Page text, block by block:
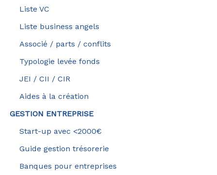
Liste VC
Liste business angels
Associé / parts / conflits
Typologie levée fonds
JEI / CII / CIR
Aides à la création
GESTION ENTREPRISE
Start-up avec <2000€
Guide gestion trésorerie
Banques pour entreprises